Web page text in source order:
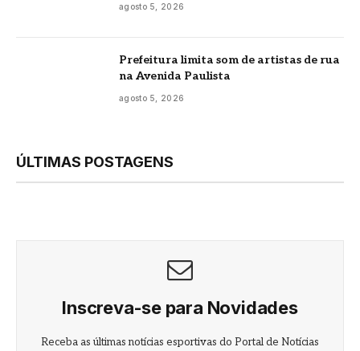
agosto 5, 2026
Prefeitura limita som de artistas de rua
na Avenida Paulista
agosto 5, 2026
ÚLTIMAS POSTAGENS
Inscreva-se para Novidades
Receba as últimas notícias esportivas do Portal de Notícias